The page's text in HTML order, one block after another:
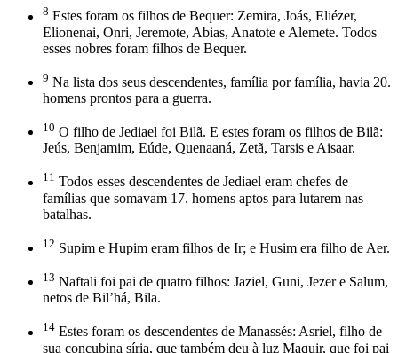
8 Estes foram os filhos de Bequer: Zemira, Joás, Eliézer,
Elionenai, Onri, Jeremote, Abias, Anatote e Alemete. Todos
esses nobres foram filhos de Bequer.
9 Na lista dos seus descendentes, família por família, havia 20.
homens prontos para a guerra.
10 O filho de Jediael foi Bilã. E estes foram os filhos de Bilã:
Jeús, Benjamim, Eúde, Quenaaná, Zetã, Tarsis e Aisaar.
11 Todos esses descendentes de Jediael eram chefes de
famílias que somavam 17. homens aptos para lutarem nas
batalhas.
12 Supim e Hupim eram filhos de Ir; e Husim era filho de Aer.
13 Naftali foi pai de quatro filhos: Jaziel, Guni, Jezer e Salum,
netos de Bil’há, Bila.
14 Estes foram os descendentes de Manassés: Asriel, filho de
sua concubina síria, que também deu à luz Maquir, que foi pai